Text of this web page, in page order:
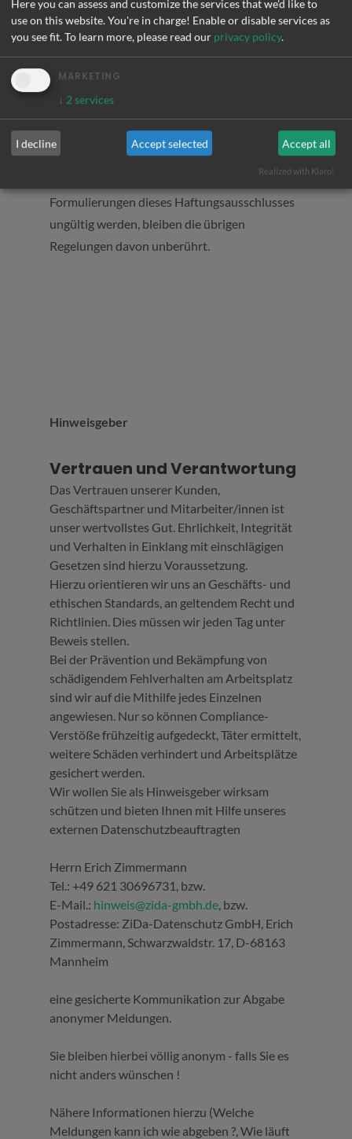
Büro MA : Schwarzwaldstr. 17, 68163
Mannheim
E-Mail: e.zimmermann@zida-gmbh.de
www.zida-datensicherheit.de
5. Rechtswirksamkeit dieses Disclaimers
Für den Fall, dass einzelne Abschnitte oder
Formulierungen dieses Haftungsausschlusses
ungültig werden, bleiben die übrigen
Regelungen davon unberührt.
Hinweisgeber
Vertrauen und Verantwortung
Das Vertrauen unserer Kunden,
Geschäftspartner und Mitarbeiter/innen ist
unser wertvollstes Gut. Ehrlichkeit, Integrität
und Verhalten in Einklang mit einschlägigen
Gesetzen sind hierzu Voraussetzung.
Hierzu orientieren wir uns an Geschäfts- und
ethischen Standards, an geltendem Recht und
Richtlinien. Dies müssen wir jeden Tag unter
Beweis stellen.
Bei der Prävention und Bekämpfung von
schädigendem Fehlverhalten am Arbeitsplatz
sind wir auf die Mithilfe jedes Einzelnen
angewiesen. Nur so können Compliance-
Verstöße frühzeitig aufgedeckt, Täter ermittelt,
weitere Schäden verhindert und Arbeitsplätze
gesichert werden.
Wir wollen Sie als Hinweisgeber wirksam
schützen und bieten Ihnen mit Hilfe unseres
externen Datenschutzbeauftragten
Herrn Erich Zimmermann
Tel.: +49 621 30696731, bzw.
E-Mail.: hinweis@zida-gmbh.de, bzw.
Postadresse: ZiDa-Datenschutz GmbH, Erich
Zimmermann, Schwarzwaldstr. 17, D-68163
Mannheim
eine gesicherte Kommunikation zur Abgabe
anonymer Meldungen.
Sie bleiben hierbei völlig anonym - falls Sie es
nicht anders wünschen !
Nähere Informationen hierzu (Welche
Meldungen kann ich wie abgeben ?, Wie läuft
Here you can assess and customize the services that we'd like to
use on this website. You're in charge! Enable or disable services as
you see fit.To learn more, please read our privacy policy.
MARKETING
↓ 2 services
I decline Accept selected Accept all
Realized with Klaro!